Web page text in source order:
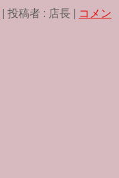
投稿者 : 店長
コメン